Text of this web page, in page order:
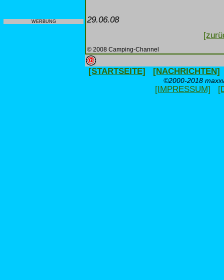
WERBUNG
29.06.08
© 2008 Camping-Channel
[STARTSEITE] [NACHRICHTEN]
©2000-2018
[IMPRESSUM]